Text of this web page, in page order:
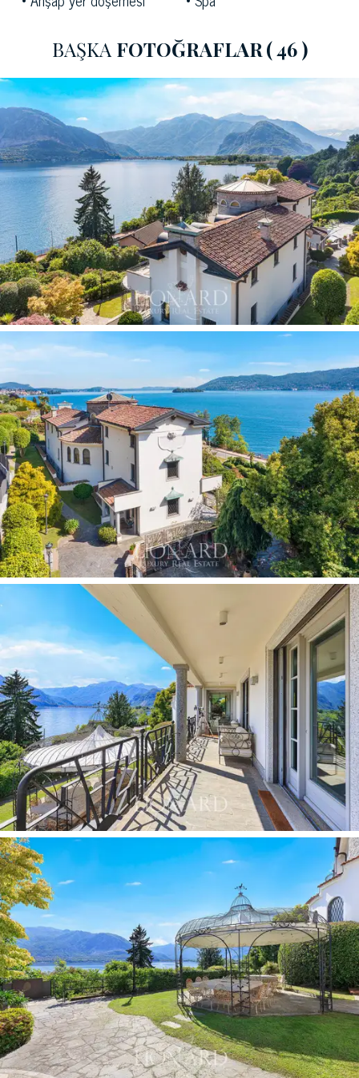
yakınlarının sunduğu tüm özel kolaylıkları ortadan
kaldırmadan büyük gizlilik arayanlar için mükemmeldir.
kasaba.BAŞKA FOTOĞRAFLAR( 46 )